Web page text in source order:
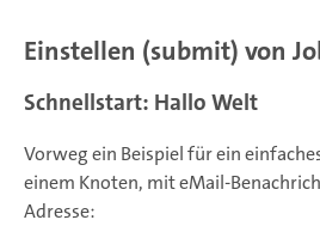
Einstellen (submit) von
Schnellstart: Hallo Welt
Vorweg ein Beispiel für ein
einem Knoten, mit eMail-
Adresse: